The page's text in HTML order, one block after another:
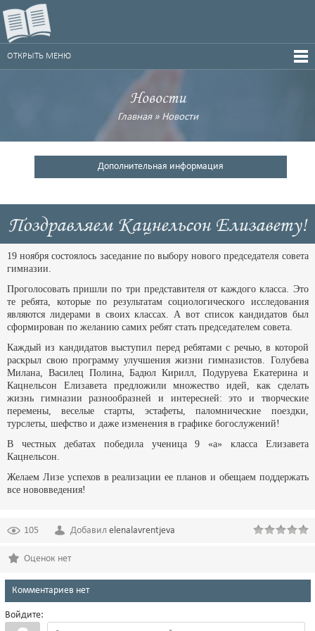
ОТКРЫТЬ МЕНЮ
Новости
Главная» Новости
Дополнительная информация
Поздравляем Кацнельсон Елизавету!
19 ноября состоялось заседание по выбору нового председателя совета
гимназии.
Проголосовать пришли по три представителя от каждого класса. Это
те ребята, которые по результатам социологического исследования
являются лидерами в своих классах. А вот список кандидатов был
сформирован по желанию самих ребят стать председателем совета.
Каждый из кандидатов выступил перед ребятами с речью, в которой
раскрыл свою программу улучшения жизни гимназистов. Голубева
Милана, Василец Полина, Бадюл Кирилл, Подуруева Екатерина и
Кацнельсон Елизавета предложили множество идей, как сделать
жизнь гимназии разнообразней и интересней: это и творческие
перемены, веселые старты, эстафеты, паломнические поездки,
турслеты, шефство и даже изменения в графике богослужений!
В честных дебатах победила ученица 9 «а» класса Елизавета
Кацнельсон.
Желаем Лизе успехов в реализации ее планов и обещаем поддержать
все нововведения!
105 Добавил elenalavrentjeva
Оценок нет
Комментариев нет
Войдите: